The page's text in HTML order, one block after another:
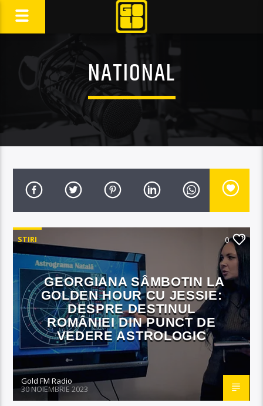
NATIONAL
STIRI 0
GEORGIANA SÂMBOTIN LA
GOLDEN HOUR CU JESSIE:
DESPRE DESTINUL
ROMÂNIEI DIN PUNCT DE
VEDERE ASTROLOGIC
Gold FM Radio
30 NOIEMBRIE 2023